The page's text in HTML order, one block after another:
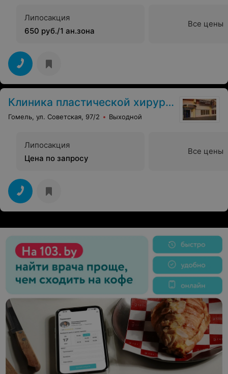
Липосакция
650 руб./1 ан.зона
Все цены
Клиника пластической хирургии
Гомель, ул. Советская, 97/2 Выходной
Липосакция
Цена по запросу
Все цены